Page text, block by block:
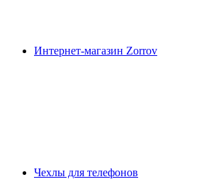
Интернет-магазин Zorrov
Чехлы для телефонов